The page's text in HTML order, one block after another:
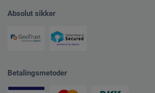
Absolut sikker
Betalingsmetoder